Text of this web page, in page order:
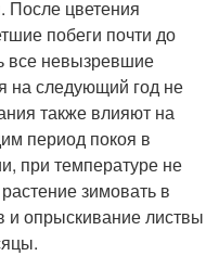
После цветения
побеги почти до
все невызревшие
на следующий год не
также влияют на
период покоя в
при температуре не
зимовать в
и опрыскивание листвы